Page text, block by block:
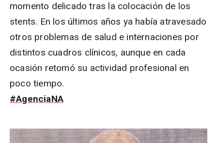
momento delicado tras la colocación de los
stents. En los últimos años ya había atravesado
otros problemas de salud e internaciones por
distintos cuadros clínicos, aunque en cada
ocasión retomó su actividad profesional en
poco tiempo.
#AgenciaNA